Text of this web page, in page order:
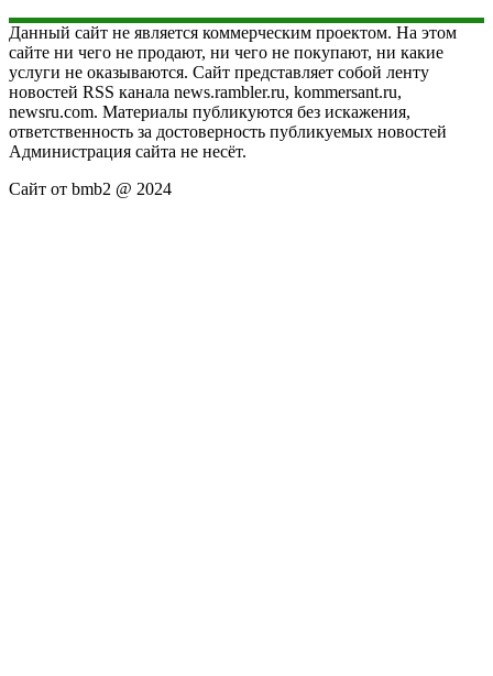
Данный сайт не является коммерческим проектом. На этом
сайте ни чего не продают, ни чего не покупают, ни какие
услуги не оказываются. Сайт представляет собой ленту
новостей RSS канала news.rambler.ru, kommersant.ru,
newsru.com. Материалы публикуются без искажения,
ответственность за достоверность публикуемых новостей
Администрация сайта не несёт.
Сайт от bmb2 @ 2024